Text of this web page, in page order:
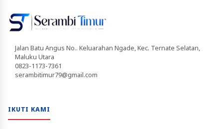
Jalan Batu Angus No.. Keluarahan Ngade, Kec. Ternate Selatan,
Maluku Utara
0823-1173-7361
serambitimur79@gmail.com
IKUTI KAMI